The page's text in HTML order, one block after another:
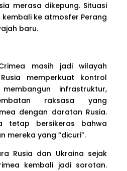
merasa dikepung. Situasi
kembali ke atmosfer Perang
baru.
masih jadi wilayah
memperkuat kontrol
infrastruktur,
raksasa yang
dengan daratan Rusia.
tetap bersikeras bahwa
mereka yang “dicuri”.
Rusia dan Ukraina sejak
kembali jadi sorotan.